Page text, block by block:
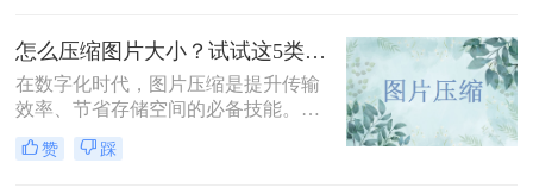
怎么压缩图片大小？试试这5类主流压缩方法！
在数字化时代，图片压缩是提升传输
效率、节省存储空间的必备技能。那
么怎么压缩图片大小呢？本文系统梳
理了 5 类主流压缩方法，助你高效平
赞 踩